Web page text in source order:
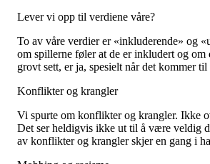
Lever vi opp til verdiene våre?
To av våre verdier er «inkluderende» og
om spillerne føler at de er inkludert og om
grovt sett, er ja, spesielt når det kommer
Konflikter og krangler
Vi spurte om konflikter og krangler. Ikke
Det ser heldigvis ikke ut til å være veldig
av konflikter og krangler skjer en gang i